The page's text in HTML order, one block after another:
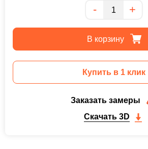
Количество
- +
В корзину
Купить в 1 клик
Заказать замеры
Скачать 3D